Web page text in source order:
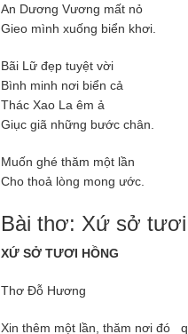
An Dương Vương mất nỏ
Gieo mình xuống biển khơi.
Bãi Lữ đẹp tuyệt vời
Bình minh nơi biển cả
Thác Xao La êm ả
Giục giã những bước chân.
Muốn ghé thăm một lần
Cho thoả lòng mong ước.
Bài thơ: Xứ sở
XỨ SỞ TƯƠI HỒNG
Thơ Đỗ Hương
Xin thêm một lần, thăm nơi đó_